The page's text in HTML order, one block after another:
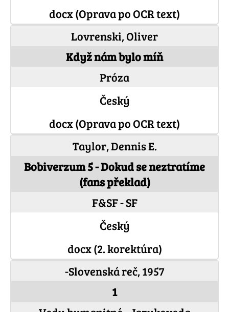
docx (Oprava po OCR text)
Lovrenski, Oliver
Když nám bylo míň
Próza
Český
docx (Oprava po OCR text)
Taylor, Dennis E.
Bobiverzum 5 - Dokud se neztratíme
(fans překlad)
F&SF - SF
Český
docx (2. korektúra)
-Slovenská reč, 1957
1